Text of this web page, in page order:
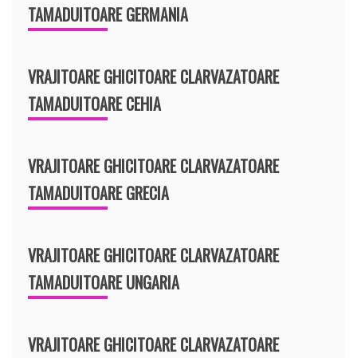
TAMADUITOARE GERMANIA
VRAJITOARE GHICITOARE CLARVAZATOARE
TAMADUITOARE CEHIA
VRAJITOARE GHICITOARE CLARVAZATOARE
TAMADUITOARE GRECIA
VRAJITOARE GHICITOARE CLARVAZATOARE
TAMADUITOARE UNGARIA
VRAJITOARE GHICITOARE CLARVAZATOARE